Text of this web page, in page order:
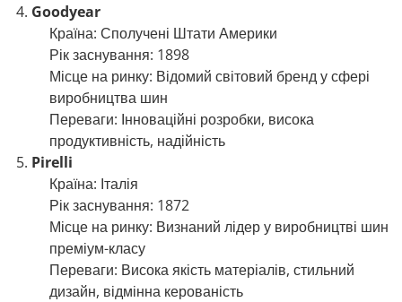
Goodyear
Країна: Сполучені Штати Америки
Рік заснування: 1898
Місце на ринку: Відомий світовий бренд у сфері
виробництва шин
Переваги: Інноваційні розробки, висока
продуктивність, надійність
Pirelli
Країна: Італія
Рік заснування: 1872
Місце на ринку: Визнаний лідер у виробництві шин
преміум-класу
Переваги: Висока якість матеріалів, стильний
дизайн, відмінна керованість